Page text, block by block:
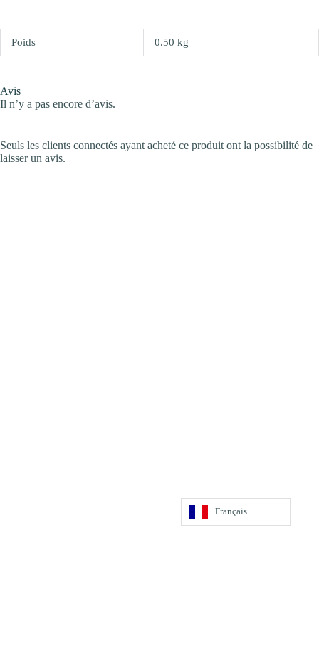
Poids 0.50 kg
Avis
Il n’y a pas encore d’avis.
Seuls les clients connectés ayant acheté ce produit ont la possibilité de
laisser un avis.
Français